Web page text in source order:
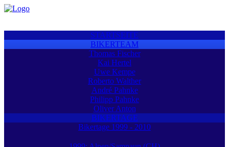
STARTSEITE
BIKERTEAM
Thomas Fischer
Kai Hertel
Uwe Kempe
Roberto Walther
André Pahnke
Philipp Pahnke
Oliver Anton
BIKERTAGE
Bikertage 1999 - 2010